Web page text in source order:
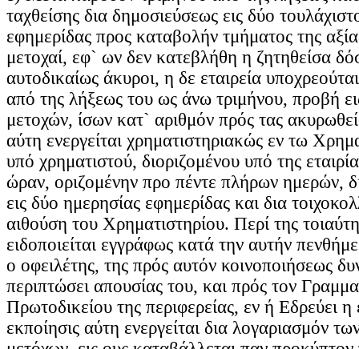
ταχθείσης δια δημοσιεύσεως εις δύο
εφημερίδας προς καταβολήν τμήματος της
μετοχαί, εφ` ων δεν κατεβλήθη η ζητηθείσα
αυτοδικαίως άκυροι, η δε εταιρεία
από της λήξεως του ως άνω τριμήνου, προβή
μετοχών, ίσων κατ` αριθμόν πρός τας
αύτη ενεργείται χρηματιστηριακώς εν τω
υπό χρηματιστού, διοριζομένου υπό της
ώραν, οριζομένην προ πέντε πλήρων ημερών,
εις δύο ημερησίας εφημερίδας και δια
αιθούση του Χρηματιστηρίου. Περί της
ειδοποιείται εγγράφως κατά την αυτήν
ο οφειλέτης, της πρός αυτόν κοινοποιήσεως
περιπτώσει απουσίας του, και πρός τον
Πρωτοδικείου της περιφερείας, εν ή Εδρεύει η
εκποίησις αύτη ενεργείται δια λογαριασμόν